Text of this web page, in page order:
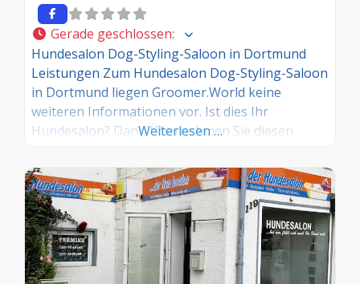
Gerade geschlossen:
Hundesalon Dog-Styling-Saloon in Dortmund
Leistungen Zum Hundesalon Dog-Styling-Saloon
in Dortmund liegen Groomer.World keine
weiteren Informationen vor. Ist dies Ihr
Hundesalon? Dann Übernehmen Sie diesen
Informationen ein. Sind Sie Kunde in diesem
Hundesalon, dann teilen Sie uns Ihre
Erfahrungen über die Kommentarfunktion gerne
mit.
Weiterlesen …